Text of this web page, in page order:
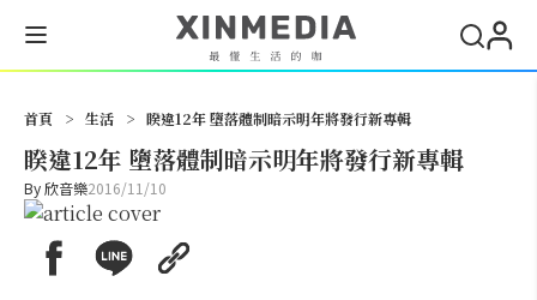
首頁 > 生活 > 睽違12年 墮落體制暗示明年將發行新專輯
睽違12年 墮落體制暗示明年將發行新專輯
By欣音樂2016/11/10